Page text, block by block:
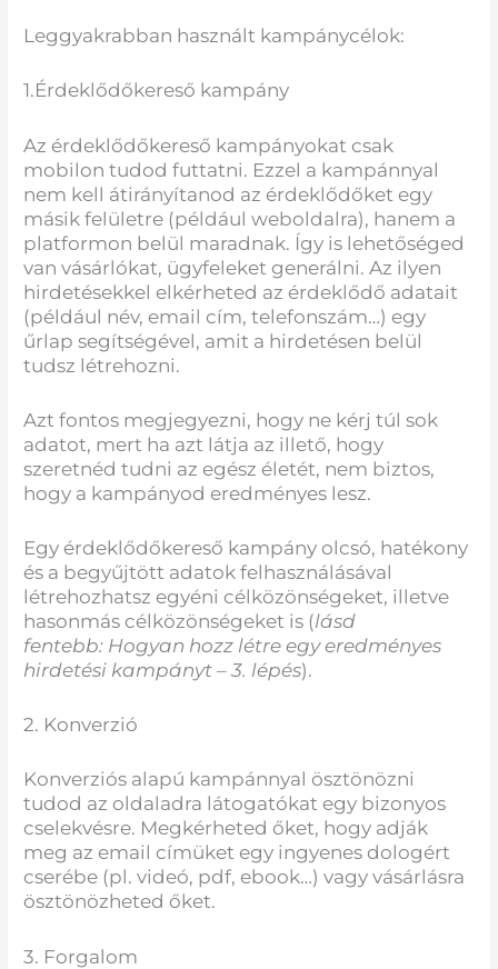
Leggyakrabban használt kampánycélok:
1.Érdeklődőkereső kampány
Az érdeklődőkereső kampányokat csak
mobilon tudod futtatni. Ezzel a kampánnyal
nem kell átirányítanod az érdeklődőket egy
másik felületre (például weboldalra), hanem a
platformon belül maradnak. Így is lehetőséged
van vásárlókat, ügyfeleket generálni. Az ilyen
hirdetésekkel elkérheted az érdeklődő adatait
(például név, email cím, telefonszám…) egy
űrlap segítségével, amit a hirdetésen belül
tudsz létrehozni.
Azt fontos megjegyezni, hogy ne kérj túl sok
adatot, mert ha azt látja az illető, hogy
szeretnéd tudni az egész életét, nem biztos,
hogy a kampányod eredményes lesz.
Egy érdeklődőkereső kampány olcsó, hatékony
és a begyűjtött adatok felhasználásával
létrehozhatsz egyéni célközönségeket, illetve
hasonmás célközönségeket is (lásd
fentebb: Hogyan hozz létre egy eredményes
hirdetési kampányt – 3. lépés).
2. Konverzió
Konverziós alapú kampánnyal ösztönözni
tudod az oldaladra látogatókat egy bizonyos
cselekvésre. Megkérheted őket, hogy adják
meg az email címüket egy ingyenes dologért
cserébe (pl. videó, pdf, ebook…) vagy vásárlásra
ösztönözheted őket.
3. Forgalom